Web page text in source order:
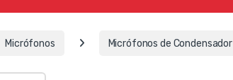
Micrófonos Micrófonos de Condensador